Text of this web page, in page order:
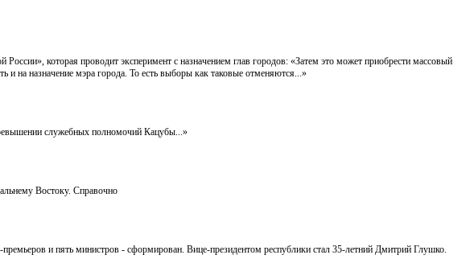
которая проводит эксперимент с назначением глав городов: «Затем это может приобрести массовый
и на назначение мэра города. То есть выборы как таковые отменяются...»
служебных полномочий Кацубы...»
Востоку. Справочно
и пять министров - сформирован. Вице-президентом республики стал 35-летний Дмитрий Глушко.